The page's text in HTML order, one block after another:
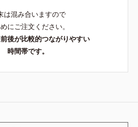
は混み合いますので
にご注文ください。
後が比較的つながりやすい
時間帯です。